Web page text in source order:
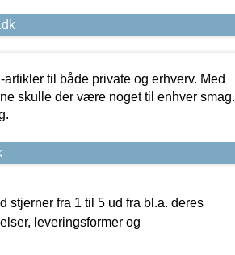
til både private og erhverv. Med
skulle der være noget til enhver smag.
stjerner fra 1 til 5 ud fra bl.a. deres
leveringsformer og